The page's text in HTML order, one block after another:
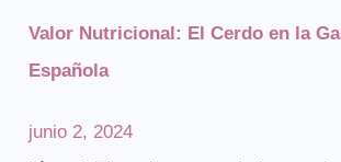
Valor Nutricional: El Cerdo en la
Española
junio 2, 2024